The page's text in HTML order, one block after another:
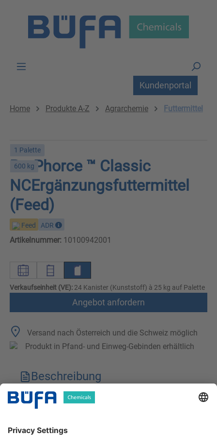
Kundenportal
Home Produkte A-Z Agrarchemie Futtermittel
1 Palette
600 kg
ProPhorce ™ Classic
NCErgänzungsfuttermittel
(Feed)
Feed ADR
Artikelnummer: 10100942001
Verkaufseinheit (VE): 24 Kanister (Kunststoff) à 25 kg auf Palette
Angebot anfordern
Versand nach Österreich und die Schweiz möglich
Produkt in Pfand- und Einweg-Gebinden erhältlich
Beschreibung
Technische Merkmale